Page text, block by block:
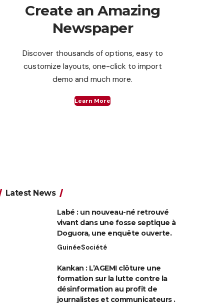
Create an Amazing
Newspaper
Discover thousands of options, easy to
customize layouts, one-click to import
demo and much more.
Learn More
Latest News
Labé : un nouveau-né retrouvé
vivant dans une fosse septique à
Doguora, une enquête ouverte.
GuinéeSociété
Kankan : L’AGEMI clôture une
formation sur la lutte contre la
désinformation au profit de
journalistes et communicateurs .